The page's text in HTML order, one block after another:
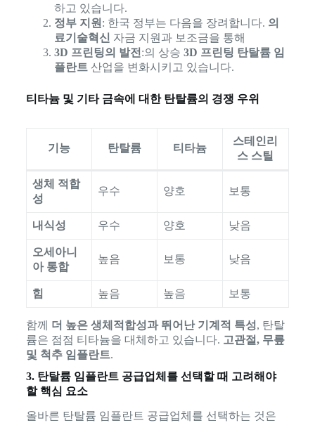
하고 있습니다.
정부 지원 : 한국 정부는 다음을 장려합니다. 의
료기술혁신 자금 지원과 보조금을 통해
3D 프린팅의 발전 :의 상승 3D 프린팅 탄탈륨 임
플란트산업을 변화시키고 있습니다.
티타늄 및 기타 금속에 대한 탄탈륨의 경쟁 우위
기능 탄탈륨 티타늄
스테인리
스 스틸
생체 적합
성
우수 양호 보통
내식성 우수 양호 낮음
오세아니
아 통합
높음 보통 낮음
힘 높음 높음 보통
함께 더 높은 생체적합성과 뛰어난 기계적 특성, 탄탈
륨은 점점 티타늄을 대체하고 있습니다. 고관절, 무릎
및 척추 임플란트.
3. 탄탈륨 임플란트 공급업체를 선택할 때 고려해야
할 핵심 요소
올바른 탄탈륨 임플란트 공급업체를 선택하는 것은